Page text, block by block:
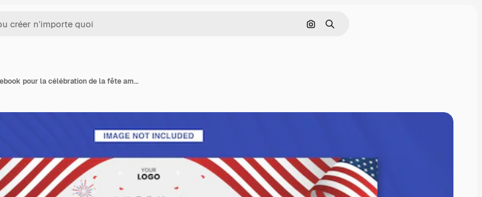
Rechercher par image
Rechercher
Modèle de couverture de webinar Facebook pour la célébration de la fête américaine du 4 juillet